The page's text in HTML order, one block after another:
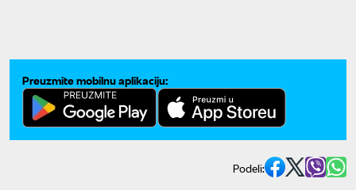
Preuzmite mobilnu aplikaciju:
Podeli: